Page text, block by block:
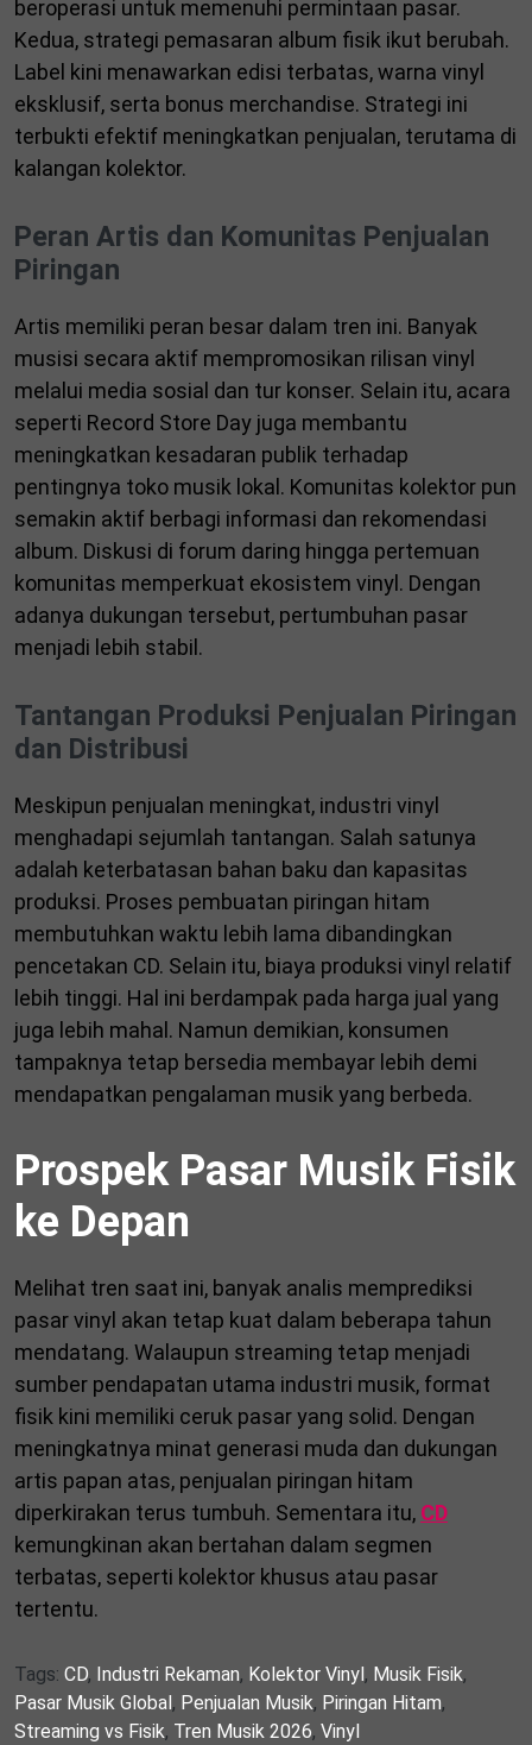
beroperasi untuk memenuhi permintaan pasar.
Kedua, strategi pemasaran album fisik ikut berubah.
Label kini menawarkan edisi terbatas, warna vinyl
eksklusif, serta bonus merchandise. Strategi ini
terbukti efektif meningkatkan penjualan, terutama di
kalangan kolektor.
Peran Artis dan Komunitas Penjualan
Piringan
Artis memiliki peran besar dalam tren ini. Banyak
musisi secara aktif mempromosikan rilisan vinyl
melalui media sosial dan tur konser. Selain itu, acara
seperti Record Store Day juga membantu
meningkatkan kesadaran publik terhadap
pentingnya toko musik lokal. Komunitas kolektor pun
semakin aktif berbagi informasi dan rekomendasi
album. Diskusi di forum daring hingga pertemuan
komunitas memperkuat ekosistem vinyl. Dengan
adanya dukungan tersebut, pertumbuhan pasar
menjadi lebih stabil.
Tantangan Produksi Penjualan Piringan
dan Distribusi
Meskipun penjualan meningkat, industri vinyl
menghadapi sejumlah tantangan. Salah satunya
adalah keterbatasan bahan baku dan kapasitas
produksi. Proses pembuatan piringan hitam
membutuhkan waktu lebih lama dibandingkan
pencetakan CD. Selain itu, biaya produksi vinyl relatif
lebih tinggi. Hal ini berdampak pada harga jual yang
juga lebih mahal. Namun demikian, konsumen
tampaknya tetap bersedia membayar lebih demi
mendapatkan pengalaman musik yang berbeda.
Prospek Pasar Musik Fisik
ke Depan
Melihat tren saat ini, banyak analis memprediksi
pasar vinyl akan tetap kuat dalam beberapa tahun
mendatang. Walaupun streaming tetap menjadi
sumber pendapatan utama industri musik, format
fisik kini memiliki ceruk pasar yang solid. Dengan
meningkatnya minat generasi muda dan dukungan
artis papan atas, penjualan piringan hitam
diperkirakan terus tumbuh. Sementara itu, CD
kemungkinan akan bertahan dalam segmen
terbatas, seperti kolektor khusus atau pasar
tertentu.
Tags: CD, Industri Rekaman, Kolektor Vinyl , Musik Fisik,
Pasar Musik Global , Penjualan Musik, Piringan Hitam,
Streaming vs Fisik, Tren Musik 2026, Vinyl